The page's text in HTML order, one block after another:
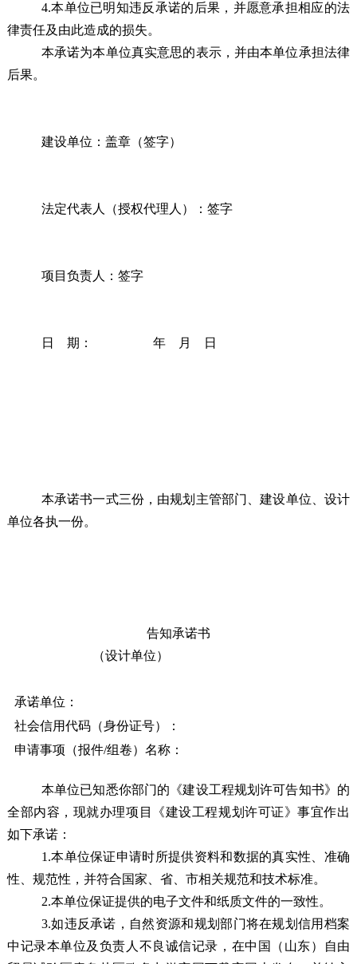
4.本单位已明知违反承诺的后果，并愿意承担相应的法
律责任及由此造成的损失。
本承诺为本单位真实意思的表示，并由本单位承担法律
后果。
建设单位：盖章（签字）
法定代表人（授权代理人）：签字
项目负责人：签字
日 期： 年 月 日
本承诺书一式三份，由规划 主管部门、建设单位、设计
单位各执一份。
告知承诺书
（设计单位）
承诺单位：
社会信用代码（身份证号）：
申请事项（报件/组卷）名称：
本单位已知悉你部门的《建设工程规划许可告知书》的
全部内容，现就办理项目《建设工程规划许可证》事宜作出
如下承诺：
1 .本单位保证申请时所提供资料和数据的真实性、准确
性、规范性，并符合国家、省、市相关规范和技术标准。
2.本单位保证提供的电子文件和纸质文件的一致性。
3.如违反承诺，自然资源和规划部门将在规划信用档案
中记录本单位及负责人 不良诚信记录，在中国（山东）自由